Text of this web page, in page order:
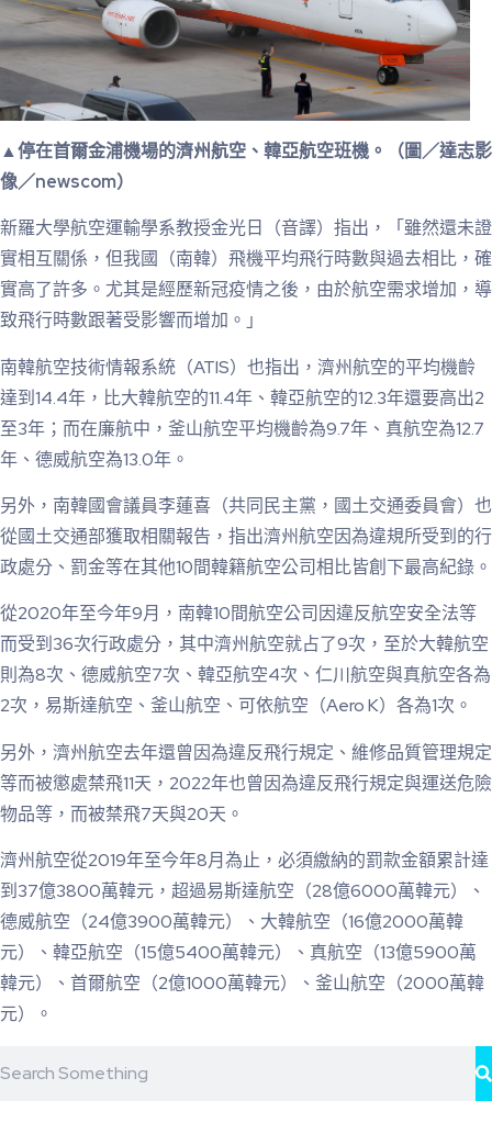
▲停在首爾金浦機場的濟州航空、韓亞航空班機。（圖／達志影
像／newscom）
新羅大學航空運輸學系教授金光日（音譯）指出，「雖然還未證
實相互關係，但我國（南韓）飛機平均飛行時數與過去相比，確
實高了許多。尤其是經歷新冠疫情之後，由於航空需求增加，導
致飛行時數跟著受影響而增加。」
南韓航空技術情報系統（ATIS）也指出，濟州航空的平均機齡
達到14.4年，比大韓航空的11.4年、韓亞航空的12.3年還要高出2
至3年；而在廉航中，釜山航空平均機齡為9.7年、真航空為12.7
年、德威航空為13.0年。
另外，南韓國會議員李蓮喜（共同民主黨，國土交通委員會）也
從國土交通部獲取相關報告，指出濟州航空因為違規所受到的行
政處分、罰金等在其他10間韓籍航空公司相比皆創下最高紀錄。
從2020年至今年9月，南韓10間航空公司因違反航空安全法等
而受到36次行政處分，其中濟州航空就占了9次，至於大韓航空
則為8次、德威航空7次、韓亞航空4次、仁川航空與真航空各為
2次，易斯達航空、釜山航空、可依航空（Aero K）各為1次。
另外，濟州航空去年還曾因為違反飛行規定、維修品質管理規定
等而被懲處禁飛11天，2022年也曾因為違反飛行規定與運送危險
物品等，而被禁飛7天與20天。
濟州航空從2019年至今年8月為止，必須繳納的罰款金額累計達
到37億3800萬韓元，超過易斯達航空（28億6000萬韓元）、
德威航空（24億3900萬韓元）、大韓航空（16億2000萬韓
元）、韓亞航空（15億5400萬韓元）、真航空（13億5900萬
韓元）、首爾航空（2億1000萬韓元）、釜山航空（2000萬韓
元）。